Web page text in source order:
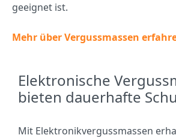
geeignet ist.
Mehr über Vergussmassen
Elektronische
bieten dauerhafte
Mit Elektronikvergussmassen